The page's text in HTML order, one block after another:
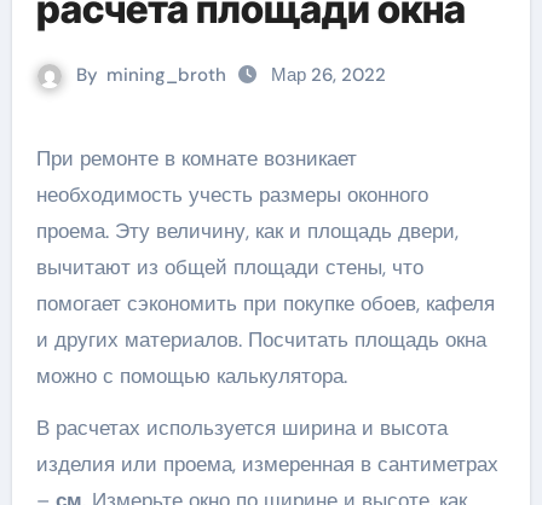
By mining_broth Мар 26, 2022
При ремонте в комнате возникает
необходимость учесть размеры оконного
проема. Эту величину, как и площадь двери,
вычитают из общей площади стены, что
помогает сэкономить при покупке обоев, кафеля
и других материалов. Посчитать площадь окна
можно с помощью калькулятора.
В расчетах используется ширина и высота
изделия или проема, измеренная в сантиметрах